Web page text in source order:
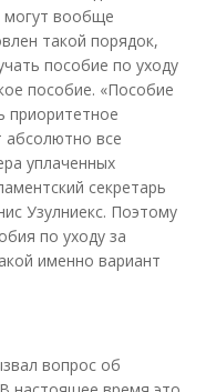
могут вообще
такой порядок,
пособие по уходу
пособие. «Пособие
приоритетное
абсолютно все
уплаченных
секретарь
Узулниекс. Поэтому
по уходу за
именно вариант
вопрос об